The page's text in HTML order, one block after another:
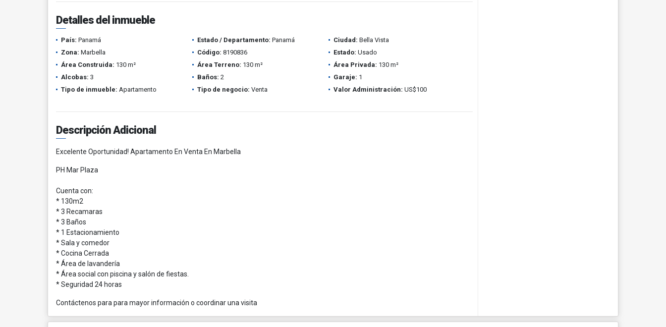
Detalles del inmueble
País: Panamá Estado / Departamento: Panamá Ciudad: Bella Vista
Zona: Marbella Código: 8190836 Estado: Usado
Área Construida: 130 m² Área Terreno: 130 m² Área Privada: 130 m²
Alcobas: 3 Baños: 2 Garaje: 1
Tipo de inmueble: Apartamento Tipo de negocio: Venta Valor Administración: US$100
Descripción Adicional
Excelente Oportunidad! Apartamento En Venta En Marbella
PH Mar Plaza
Cuenta con:
* 130m2
* 3 Recamaras
* 3 Baños
* 1 Estacionamiento
* Sala y comedor
* Cocina Cerrada
* Área de lavandería
* Área social con piscina y salón de fiestas.
* Seguridad 24 horas
Contáctenos para para mayor información o coordinar una visita